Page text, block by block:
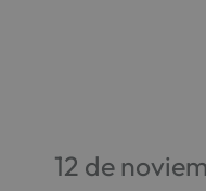
12 de